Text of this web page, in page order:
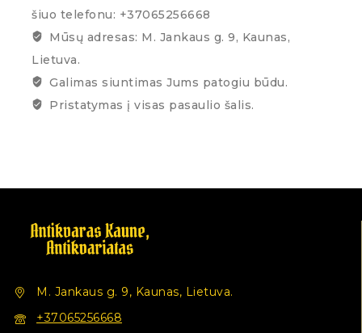
šiuo telefonu: +37065256668
Mūsų adresas: M. Jankaus g. 9, Kaunas,
Lietuva.
Galimas siuntimas Jums patogiu būdu.
Pristatymas į visas pasaulio šalis.
M. Jankaus g. 9, Kaunas, Lietuva.
+37065256668